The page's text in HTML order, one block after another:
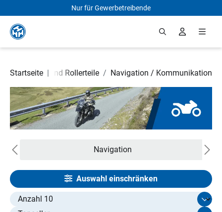
Zum Hauptinhalt springen
Nur für Gewerbetreibende
Startseite |
Motorrad- und Rollerteile / Navigation / Kommunikation
Navigation
Auswahl einschränken
Select limit